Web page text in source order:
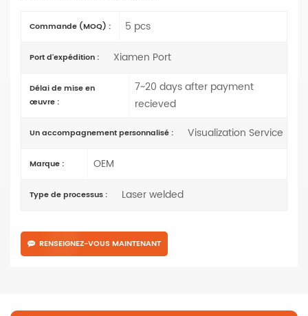
Commande (MOQ) : 5 pcs
Port d'expédition : Xiamen Port
Délai de mise en
œuvre :
7~20 days after payment
recieved
Un accompagnement personnalisé : Visualization Service
Marque : OEM
Type de processus : Laser welded
RENSEIGNEZ-VOUS MAINTENANT